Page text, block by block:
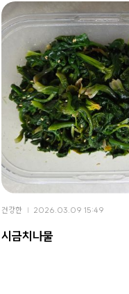
건강한 2026.03.09 15:49
시금치나물